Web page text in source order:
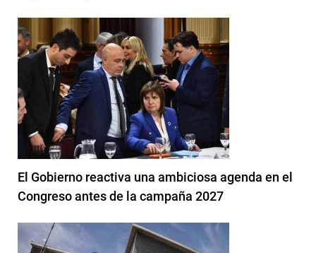
El Gobierno reactiva una ambiciosa agenda en el
Congreso antes de la campaña 2027